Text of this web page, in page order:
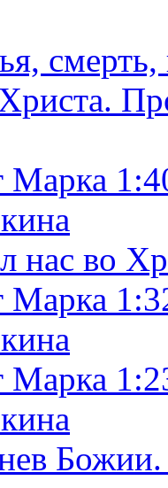
смерть,
Христа.
Марка
нас во
Марка
Марка